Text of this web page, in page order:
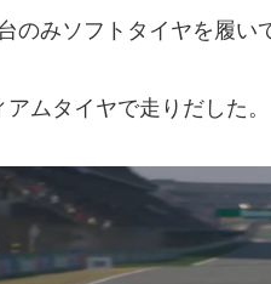
のみソフトタイヤを履い
ムタイヤで走りだした。